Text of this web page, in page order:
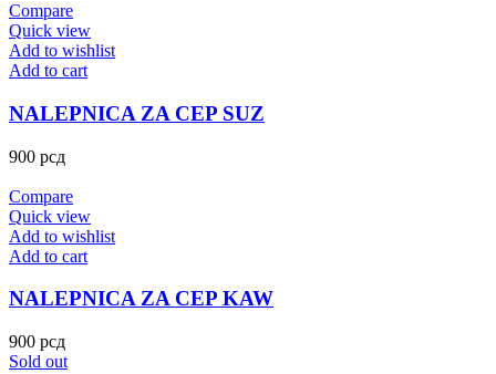
Compare
Quick view
Add to wishlist
Add to cart
NALEPNICA ZA CEP SUZ
900 рсд
Compare
Quick view
Add to wishlist
Add to cart
NALEPNICA ZA CEP KAW
900 рсд
Sold out